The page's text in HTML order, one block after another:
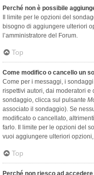
Perché non è possibile
Il limite per le opzioni del
bisogno di aggiungere ulteriori
l’amministratore del Forum.
Top
Come modifico o cancello un
Come per i messaggi, i
rispettivi autori, dai moderatori e
sondaggio, clicca sul pulsante
associato il sondaggio). Se
modificato o cancellato,
farlo. Il limite per le opzioni del
vuoi aggiungere ulteriori
Top
Perché non riesco ad